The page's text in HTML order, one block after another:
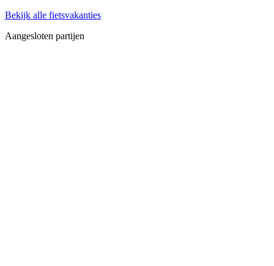
Bekijk alle fietsvakanties
Aangesloten partijen